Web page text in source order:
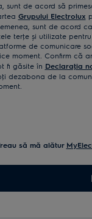
sunt de acord să
Grupului Electrolux
sunt de acord
terţe și utilizate
de comunicare
moment. Confirm că
fi găsite în Declaraţia
dezabona de la
să mă alătur